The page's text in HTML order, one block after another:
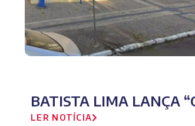
BATISTA LIMA LANÇA
LER NOTÍCIA